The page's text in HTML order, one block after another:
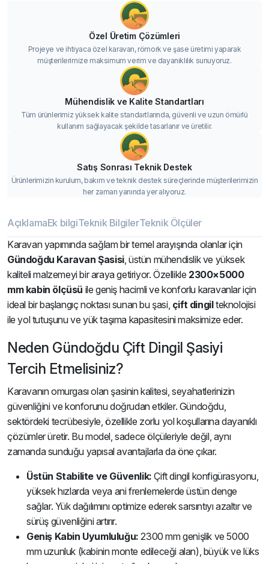
Özel Üretim Çözümleri
Projeye ve ihtiyaca özel karavan, römork ve şase üretimi yaparak
müşterilerimize maksimum verim ve dayanıklılık sunuyoruz.
Mühendislik ve Kalite Standartları
Tüm ürünlerimiz yüksek kalite standartlarında, güvenli ve uzun ömürlü
kullanım sağlayacak şekilde tasarlanır ve üretilir.
Satış Sonrası Teknik Destek
Ürünlerimizin kurulum, bakım ve teknik destek süreçlerinde müşterilerimizin
her zaman yanında yer alıyoruz.
AçıklamaEk bilgiTeknik BilgilerTeknik Ölçüler
Karavan yapımında sağlam bir temel arayışında olanlar için
Gündoğdu Karavan Şasisi, üstün mühendislik ve yüksek
kaliteli malzemeyi bir araya getiriyor. Özellikle 2300×5000
mm kabin ölçüsü ile geniş hacimli ve konforlu karavanlar için
ideal bir başlangıç noktası sunan bu şasi, çift dingilteknolojisi
ile yol tutuşunu ve yük taşıma kapasitesini maksimize eder.
Neden Gündoğdu Çift Dingil Şasiyi
Tercih Etmelisiniz?
Karavanın omurgası olan şasinin kalitesi, seyahatlerinizin
güvenliğini ve konforunu doğrudan etkiler. Gündoğdu,
sektördeki tecrübesiyle, özellikle zorlu yol koşullarına dayanıklı
çözümler üretir. Bu model, sadece ölçüleriyle değil, aynı
zamanda sunduğu yapısal avantajlarla da öne çıkar.
Üstün Stabilite ve Güvenlik: Çift dingil konfigürasyonu,
yüksek hızlarda veya ani frenlemelerde üstün denge
sağlar. Yük dağılımını optimize ederek sarsıntıyı azaltır ve
sürüş güvenliğini artırır.
Geniş Kabin Uyumluluğu: 2300 mm genişlik ve 5000
mm uzunluk (kabinin monte edileceği alan), büyük ve lüks